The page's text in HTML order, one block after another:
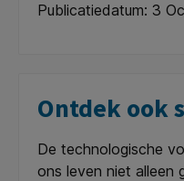
Publicatiedatum: 3
Ontdek ook
De technologische
ons leven niet alleen